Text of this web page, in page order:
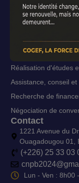
Mutuelle du Patronat
Services
Information
Représentation
Réalisation d'études
Assistance, conseil
Recherche de
Négociation de
Contact
1221 Avenue du
Ouagadougou 01,
(+226) 25 33 03
Lun - Ven : 8h00